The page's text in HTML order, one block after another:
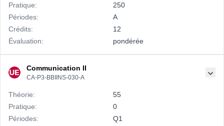
Pratique:
250
Périodes:
A
Crédits:
12
Évaluation:
pondérée
Communication II
CA-P3-BBIINS-030-A
Théorie:
55
Pratique:
0
Périodes:
Q1